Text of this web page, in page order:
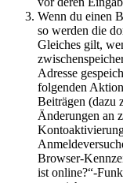
Wenn du einen
so werden die
Gleiches gilt,
Adresse
folgenden
Beiträgen (dazu
Änderungen an
Browser-
ist online?“-